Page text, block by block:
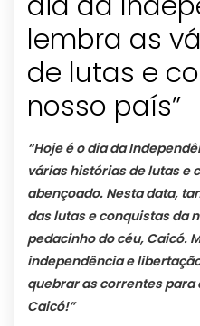
lembra as
de lutas e
nosso país”
“Hoje é o dia da
várias histórias de lutas e
abençoado. Nesta data,
das lutas e conquistas da
pedacinho do céu, Caicó.
independência e
quebrar as correntes para
Caicó!”